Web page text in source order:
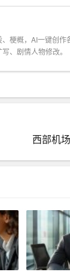
列出你的工作
职责和成果。
目经验，可单
。
相关的技能，
誉，可列出，
的性格、优
突出关键信息
梗概，AI一键创作
、剧情人物修改。